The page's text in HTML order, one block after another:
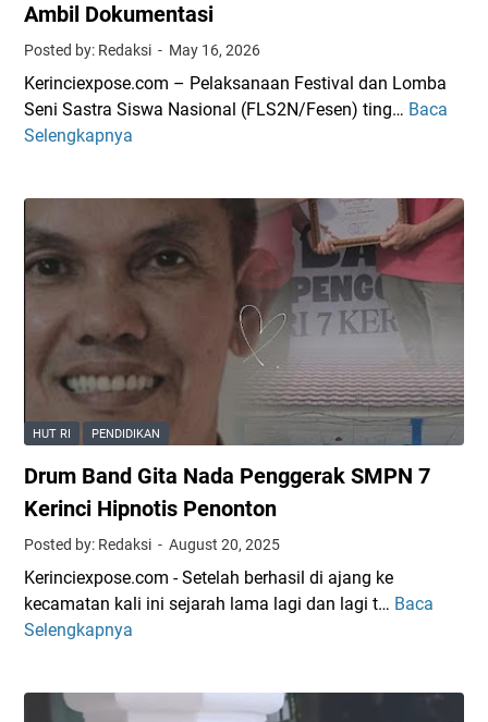
u
h
D
i
a
y
a
k
a
n
r
u
s
T
a
k
a
n
u
u
P
n
d
i
d
s
u
d
a
a
a
i
s
w
a
,
W
u
d
N
Ambil Dokumentasi
Posted by: Redaksi May 16, 2026
Kerinciexpose.com – Pelaksanaan Festival dan Lomba
Seni Sastra Siswa Nasional (FLS2N/Fesen) ting… Baca
Selengkapnya
K
a
F
S
2
N
K
o
t
S
u
n
HUT RI PENDIDIKAN
Drum Band Gita Nada Penggerak SMPN 7
Kerinci Hipnotis Penonton
Posted by: Redaksi August 20, 2025
Kerinciexpose.com - Setelah berhasil di ajang ke
kecamatan kali ini sejarah lama lagi dan lagi t… Baca
Selengkapnya
D